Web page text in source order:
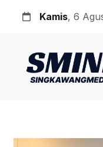
Kamis, 6